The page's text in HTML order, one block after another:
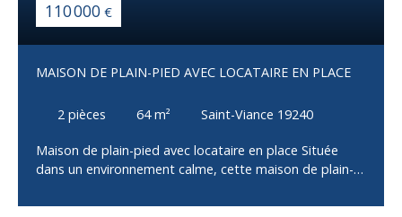
110 000 €
MAISON DE PLAIN-PIED AVEC LOCATAIRE EN PLACE
2 pièces 64m² Saint-Viance 19240
Maison de plain-pied avec locataire en place Située
dans un environnement calme, cette maison de plain-
locatif avec un locataire actuellement en place. Elle se